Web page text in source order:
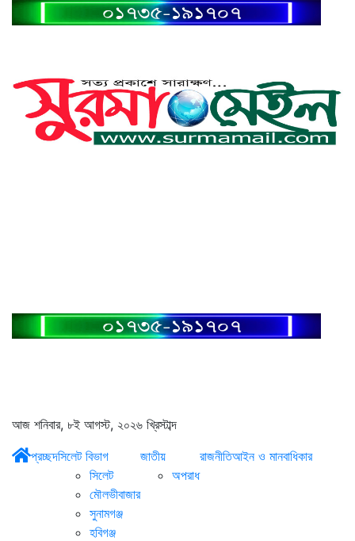
আজ শনিবার, ৮ই আগস্ট, ২০২৬ খ্রিস্টাব্দ
প্রচ্ছদসিলেট বিভাগ
সিলেট
মৌলভীবাজার
সুনামগঞ্জ
হবিগঞ্জ
জাতীয়
অপরাধ
রাজনীতিআইন ও মানবাধিকার